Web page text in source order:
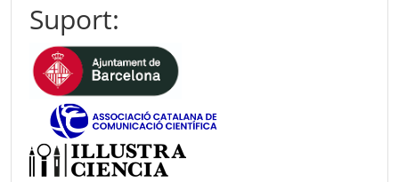
Suport: